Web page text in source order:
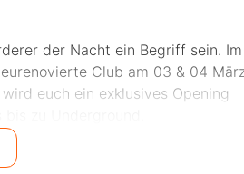
der Nacht ein Begriff sein. Im
Club am 03 & 04
euch ein exklusives Opening